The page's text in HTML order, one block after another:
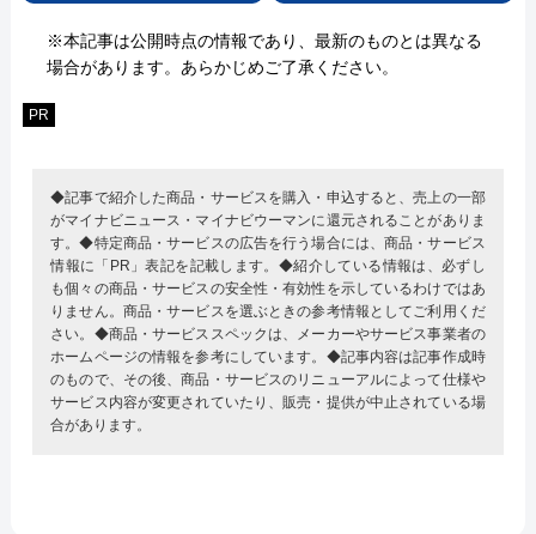
※本記事は公開時点の情報であり、最新のものとは異なる
場合があります。あらかじめご了承ください。
PR
◆記事で紹介した商品・サービスを購入・申込すると、売上の一部
がマイナビニュース・マイナビウーマンに還元されることがありま
す。◆特定商品・サービスの広告を行う場合には、商品・サービス
情報に「PR」表記を記載します。◆紹介している情報は、必ずし
も個々の商品・サービスの安全性・有効性を示しているわけではあ
りません。商品・サービスを選ぶときの参考情報としてご利用くだ
さい。◆商品・サービススペックは、メーカーやサービス事業者の
ホームページの情報を参考にしています。◆記事内容は記事作成時
のもので、その後、商品・サービスのリニューアルによって仕様や
サービス内容が変更されていたり、販売・提供が中止されている場
合があります。